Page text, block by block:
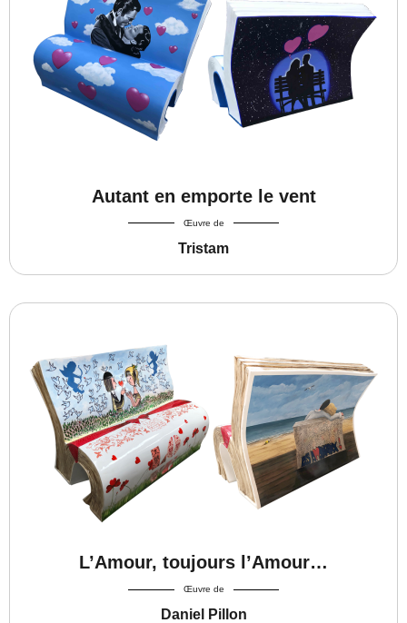
Autant en emporte le vent
Œuvre de
Tristam
L’Amour, toujours l’Amour…
Œuvre de
Daniel Pillon